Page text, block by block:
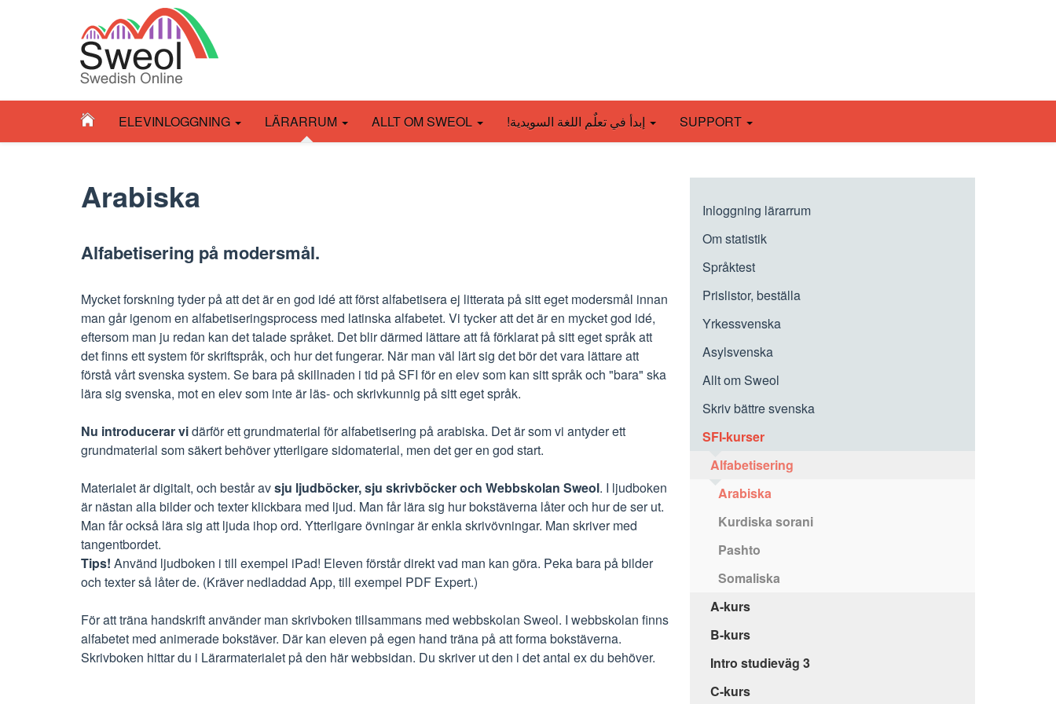
ELEVINLOGGNING LÄRARRUM (
c
ALLT OM SWEOL SUPPORT
Arabiska
Alfabetisering på modersmål.
Mycket forskning tyder på att det är en god idé att först alfabetisera ej litterata på sitt eget modersmål innan
man går igenom en alfabetiseringsprocess med latinska alfabetet. Vi tycker att det är en mycket god idé,
eftersom man ju redan kan det talade språket. Det blir därmed lättare att få förklarat på sitt eget språk att
det finns ett system för skriftspråk, och hur det fungerar. När man väl lärt sig det bör det vara lättare att
förstå vårt svenska system. Se bara på skillnaden i tid på SFI för en elev som kan sitt språk och "bara" ska
lära sig svenska, mot en elev som inte är läs- och skrivkunnig på sitt eget språk.
Nu introducerar vidärför ett grundmaterial för alfabetisering på arabiska. Det är som vi antyder ett
grundmaterial som säkert behöver ytterligare sidomaterial, men det ger en god start.
Materialet är digitalt, och består avsju ljudböcker,sju skrivböcker och Webbskolan Sweol. I ljudboken
är nästan alla bilder och texter klickbara med ljud. Man får lära sig hur bokstäverna låter och hur de ser ut.
Man får också lära sig att ljuda ihop ord. Ytterligare övningar är enkla skrivövningar. Man skriver med
tangentbordet.
Tips! Använd ljudboken i till exempel iPad! Eleven förstår direkt vad man kan göra. Peka bara på bilder
och texter så låter de. (Kräver nedladdad App, till exempel PDF Expert.)
För att träna handskrift använder man skrivboken tillsammans med webbskolan Sweol. I webbskolan finns
alfabetet med animerade bokstäver. Där kan eleven på egen hand träna på att forma bokstäverna.
Skrivboken hittar du i Lärarmaterialet på den här webbsidan. Du skriver ut den i det antal ex du behöver.
Inloggning lärarrum
Om statistik
Språktest
Prislistor, beställa
Yrkessvenska
Asylsvenska
Allt om Sweol
Skriv bättre svenska
SFI-kurser
Alfabetisering
Arabiska
Kurdiska sorani
Pashto
Somaliska
A-kurs
B-kurs
Intro studieväg 3
C-kurs